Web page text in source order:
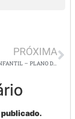
PRÓXIMA
EDUCAÇÃO INFANTIL – PLANO DE AULA E ATIVIDADES – LETRA R
publicado.